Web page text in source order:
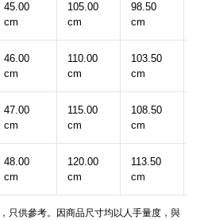
45.00
cm
105.00
cm
98.50
cm
46.00
cm
110.00
cm
103.50
cm
47.00
cm
115.00
cm
108.50
cm
48.00
cm
120.00
cm
113.50
cm
只供參考。因商品尺寸均以人手量度，與